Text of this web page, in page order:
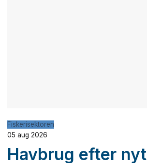
Fiskerisektoren
05 aug 2026
Havbrug efter nyt